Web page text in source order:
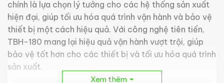
chính là lựa chọn lý tưởng cho các hệ thống sản xuất
hiện đại, giúp tối ưu hóa quá trình vận hành và bảo vệ
thiết bị một cách hiệu quả. Với công nghệ tiên tiến,
TBH-180 mang lại hiệu quả vận hành vượt trội, giúp
bảo vệ tốt hơn cho các thiết bị và tối ưu hóa quá trình
sản xuất.
Xem thêm